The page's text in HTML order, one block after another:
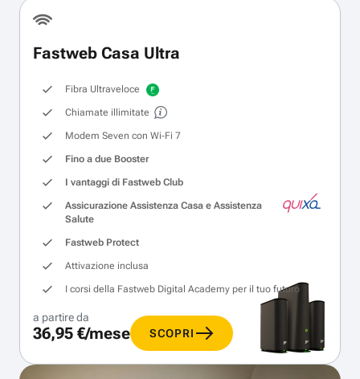
Fastweb Casa Ultra
Fibra Ultraveloce
Chiamate illimitate
Modem Seven con Wi‑Fi 7
Fino a due Booster
I vantaggi di Fastweb Club
Assicurazione Assistenza Casa e Assistenza
Salute
Fastweb Protect
Attivazione inclusa
I corsi della Fastweb Digital Academy per il tuo futuro
a partire da
36,95 €/mese SCOPRI